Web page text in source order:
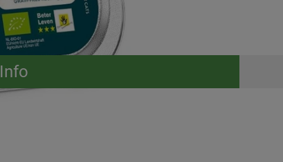
Rezepte
Info